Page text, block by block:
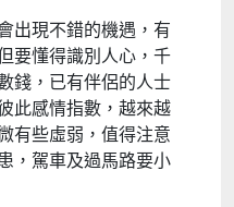
出現不錯的機遇，有
要懂得識別人心，千
錢，已有伴侶的人士
此感情指數，越來越
有些虛弱，值得注意
，駕車及過馬路要小